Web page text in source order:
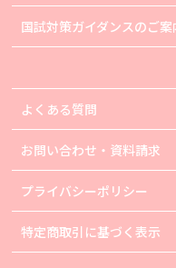
国試対策ガイダンスのご案
よくある質問
お問い合わせ・資料請求
プライバシーポリシー
特定商取引に基づく表示